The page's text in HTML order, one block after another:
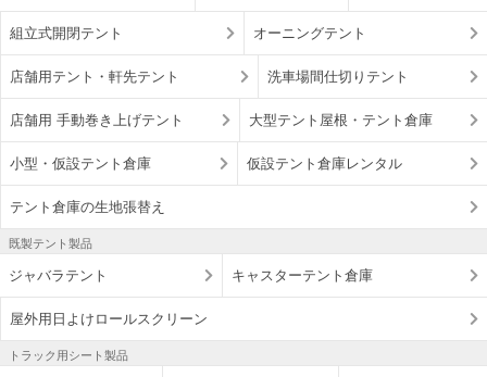
組立式開閉テント オーニングテント
店舗用テント・軒先テント 洗車場間仕切りテント
店舗用 手動巻き上げテント 大型テント屋根・テント倉庫
小型・仮設テント倉庫 仮設テント倉庫レンタル
テント倉庫の生地張替え
既製テント製品
ジャバラテント キャスターテント倉庫
屋外用日よけロールスクリーン
トラック用シート製品